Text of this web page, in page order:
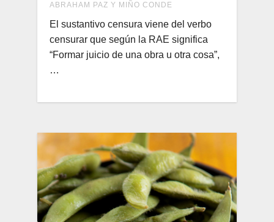
ABRAHAM PAZ Y MIÑO CONDE
El sustantivo censura viene del verbo
censurar que según la RAE significa
“Formar juicio de una obra u otra cosa”,
…